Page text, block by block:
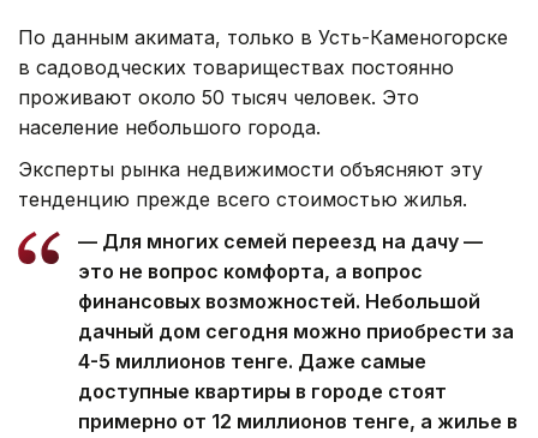
По данным акимата, только в Усть-Каменогорске
в садоводческих товариществах постоянно
проживают около 50 тысяч человек. Это
население небольшого города.
Эксперты рынка недвижимости объясняют эту
тенденцию прежде всего стоимостью жилья.
— Для многих семей переезд на дачу —
это не вопрос комфорта, а вопрос
финансовых возможностей. Небольшой
дачный дом сегодня можно приобрести за
4-5 миллионов тенге. Даже самые
доступные квартиры в городе стоят
примерно от 12 миллионов тенге, а жилье в